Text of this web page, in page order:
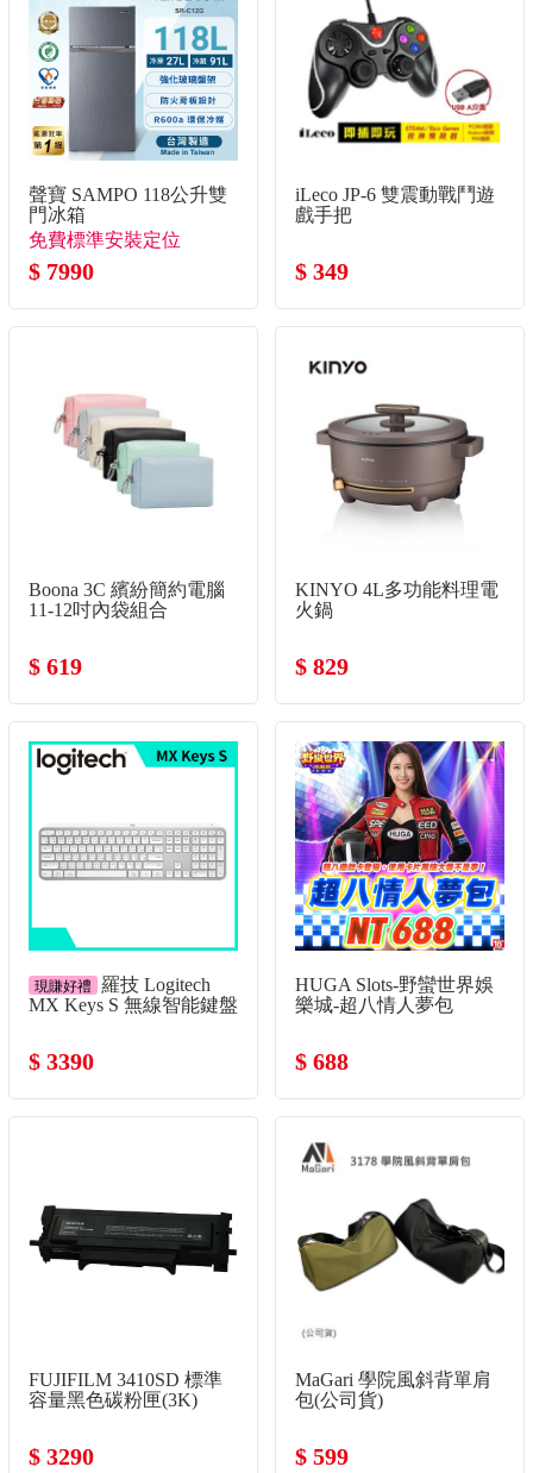
聲寶 SAMPO 118公升雙
門冰箱
免費標準安裝定位
$ 7990
iLeco JP-6 雙震動戰鬥遊
戲手把
$ 349
Boona 3C 繽紛簡約電腦
11-12吋內袋組合
$ 619
KINYO 4L多功能料理電
火鍋
$ 829
現賺好禮
羅技 Logitech
MX Keys S 無線智能鍵盤
$ 3390
HUGA Slots-野蠻世界娛
樂城-超八情人夢包
$ 688
FUJIFILM 3410SD 標準
容量黑色碳粉匣(3K)
$ 3290
MaGari 學院風斜背單肩
包(公司貨)
$ 599